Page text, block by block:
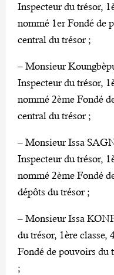
Inspecteur du trésor,
nommé 1er Fondé de
central du trésor ;
– Monsieur
Inspecteur du trésor,
nommé 2ème Fondé
central du trésor ;
– Monsieur Issa
Inspecteur du trésor,
nommé 2ème Fondé
dépôts du trésor ;
– Monsieur Issa
du trésor, 1ère classe,
Fondé de pouvoirs du
;